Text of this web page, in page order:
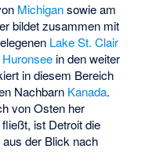
Michigansowie am
bildet zusammen mit
Lake St. Clair
Huronsee in den weiter
in diesem Bereich
Nachbarn Kanada.
von Osten her
ist Detroit die
der Blick nach